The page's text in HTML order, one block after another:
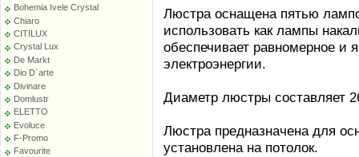
Bohemia Ivele Crystal
Chiaro
CITILUX
Crystal Lux
De Markt
Dio D`arte
Divinare
Domlustr
ELETTO
Evoluce
F-Promo
Favourite
Люстра оснащена пятью
использовать как лампы
обеспечивает равномерное и
электроэнергии.
Диаметр люстры составляет
Люстра предназначена для
установлена на потолок.